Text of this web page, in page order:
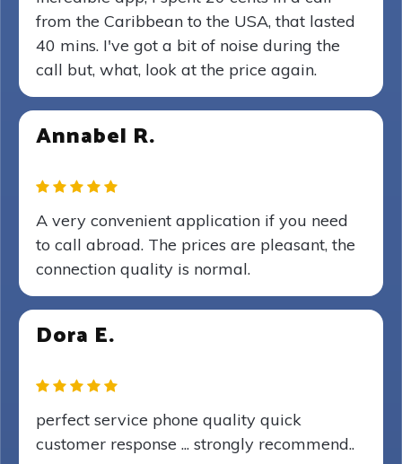
from the Caribbean to the USA, that lasted
40 mins. I've got a bit of noise during the
call but, what, look at the price again.
Annabel R.
A very convenient application if you need
to call abroad. The prices are pleasant, the
connection quality is normal.
Dora E.
perfect service phone quality quick
customer response ... strongly recommend..